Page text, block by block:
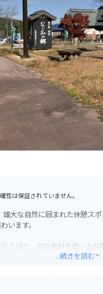
は保証されていません。
大な自然に囲まれた休憩ス
います。
そばや、旬の食材を使った
、温泉地も点在しており、ツ
...続きを読む